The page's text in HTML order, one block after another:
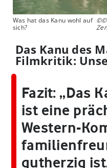
Was hat das Kanu wohl auf
sich?
©©
Das Kanu des
Filmkritik:
Fazit: „Das
ist eine
Western-
gutherzig